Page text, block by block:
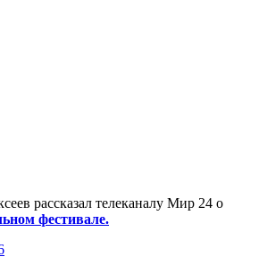
рассказал телеканалу Мир 24 о
фестивале.